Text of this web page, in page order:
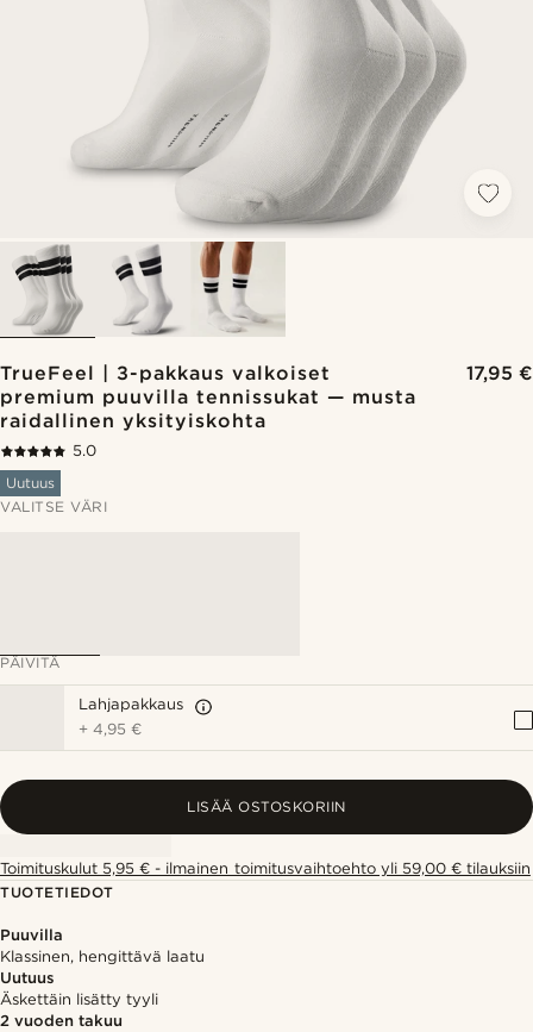
TrueFeel | 3-pakkaus valkoiset
premium puuvilla tennissukat — musta
raidallinen yksityiskohta
17,95 €
5.0
Uutuus
VALITSE VÄRI
PÄIVITÄ
Lahjapakkaus
+4,95 €
LISÄÄ OSTOSKORIIN
Toimituskulut 5,95 € - ilmainen toimitusvaihtoehto yli 59,00 € tilauksiin
TUOTETIEDOT
Puuvilla
Klassinen, hengittävä laatu
Uutuus
Äskettäin lisätty tyyli
2 vuoden takuu